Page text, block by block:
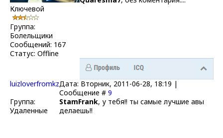
Ключевой
Группа:
Болельщики
Сообщений: 167
Статус: Offline
luizloverfromkzДата: Вторник, 2011-06-28, 18:19 |
Сообщение # 9
Группа:
Удаленные
StamFrank, у тебя!! ты самые лучшие авы
делаешь!!